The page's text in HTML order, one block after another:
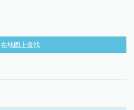
在地图上查找